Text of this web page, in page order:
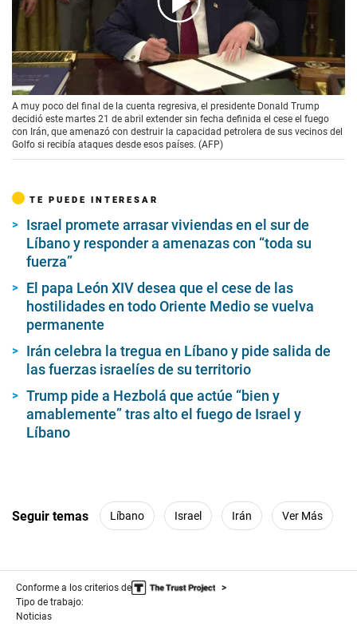
A muy poco del final de la cuenta regresiva, el presidente Donald Trump
decidió este martes 21 de abril extender sin fecha definida el cese el fuego
con Irán, que amenazó con destruir la capacidad petrolera de sus vecinos del
Golfo si recibía ataques desde esos países. (AFP)
TE PUEDE INTERESAR
Israel promete arrasar viviendas en el sur de
Líbano y responder a amenazas con “toda su
fuerza”
El papa León XIV desea que el cese de las
hostilidades en todo Oriente Medio se vuelva
permanente
Irán celebra la tregua en Líbano y pide salida de
las fuerzas israelíes de su territorio
Trump pide a Hezbolá que actúe “bien y
amablemente” tras alto el fuego de Israel y
Líbano
Seguir temas Líbano Israel Irán Ver Más
Conforme a los criterios de
Tipo de trabajo:
Noticias